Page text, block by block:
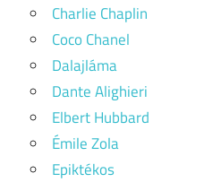
Charlie Chaplin
Coco Chanel
Dalajláma
Dante Alighieri
Elbert Hubbard
Émile Zola
Epiktékos